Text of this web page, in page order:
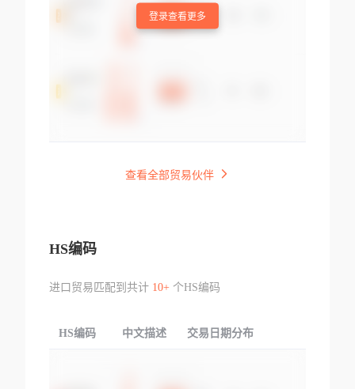
登录查看更多
查看全部贸易伙伴
HS编码
进口贸易匹配到共计 10+个HS编码
HS编码 中文描述 交易日期分布